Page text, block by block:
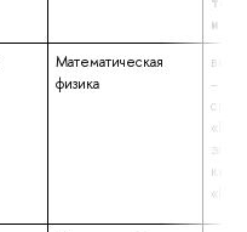
и
Математическая
физика
–